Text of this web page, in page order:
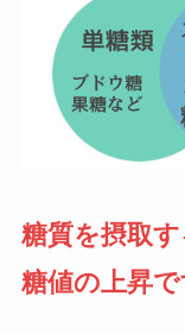
糖質を摂取
糖値の上昇で